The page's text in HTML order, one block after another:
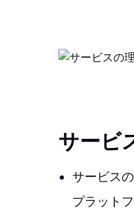
サービ
サービス
プラット